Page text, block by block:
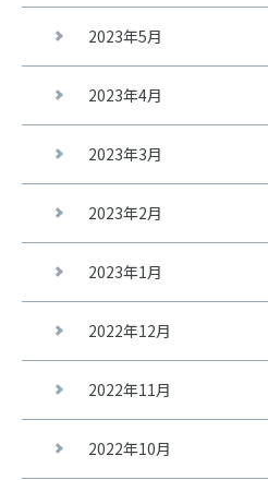
2023年5月
2023年4月
2023年3月
2023年2月
2023年1月
2022年12月
2022年11月
2022年10月